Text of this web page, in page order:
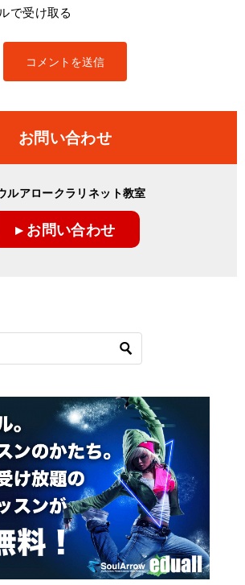
で受け取る
お問い合わせ
ルアロークラリネット教室
▸ お問い合わせ